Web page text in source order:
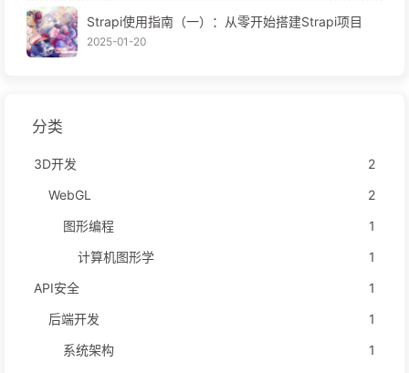
Strapi使用指南（一）：从零开始搭建Strapi项目
2025-01-20
分类
3D开发
2
WebGL
2
图形编程
1
计算机图形学
1
API安全
1
后端开发
1
系统架构
1